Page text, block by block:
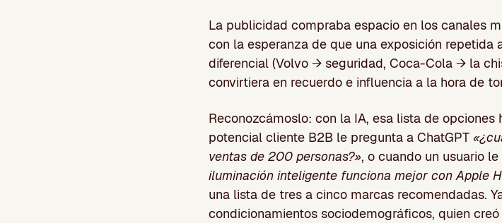
La publicidad compraba espacio en los canales
con la esperanza de que una exposición
diferencial (Volvo → seguridad, Coca-Cola → la
convirtiera en recuerdo e influencia a la hora de
Reconozcámoslo: con la IA, esa lista de
potencial cliente B2B le pregunta a ChatGPT
ventas de 200 personas?», o cuando un usuario
iluminación inteligente funciona mejor con Apple
una lista de tres a cinco marcas recomendadas.
condicionamientos sociodemográficos, quien